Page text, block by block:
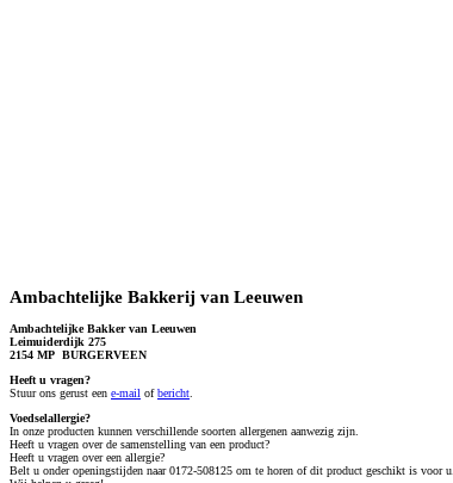
Ambachtelijke Bakkerij van Leeuwen
Ambachtelijke Bakker van Leeuwen
Leimuiderdijk 275
2154 MP BURGERVEEN
Heeft u vragen?
Stuur ons gerust een e-mail ofbericht
Voedselallergie?
In onze producten kunnen verschillende soorten allergenen aanwezig zijn.
Heeft u vragen over de samenstelling van een product?
Heeft u vragen over een allergie?
Belt u onder openingstijden naar 0172-508125 om te horen of dit product geschikt is voor u.